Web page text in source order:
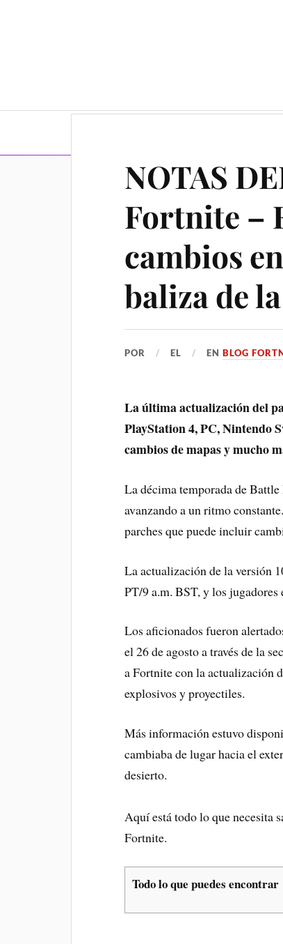
NOTAS
Fortnite –
cambios
baliza de
POR EL ENBLOG
La última actualización del
PlayStation 4, PC, Nintendo
cambios de mapas y mucho
La décima temporada de
avanzando a un ritmo
parches que puede incluir
La actualización de la versión
PT/9 a.m. BST, y los
Los aficionados fueron
el 26 de agosto a través de la
a Fortnite con la actualización
explosivos y proyectiles.
Más información estuvo
cambiaba de lugar hacia el
desierto.
Aquí está todo lo que necesita
Fortnite.
Todo lo que puedes encontrar